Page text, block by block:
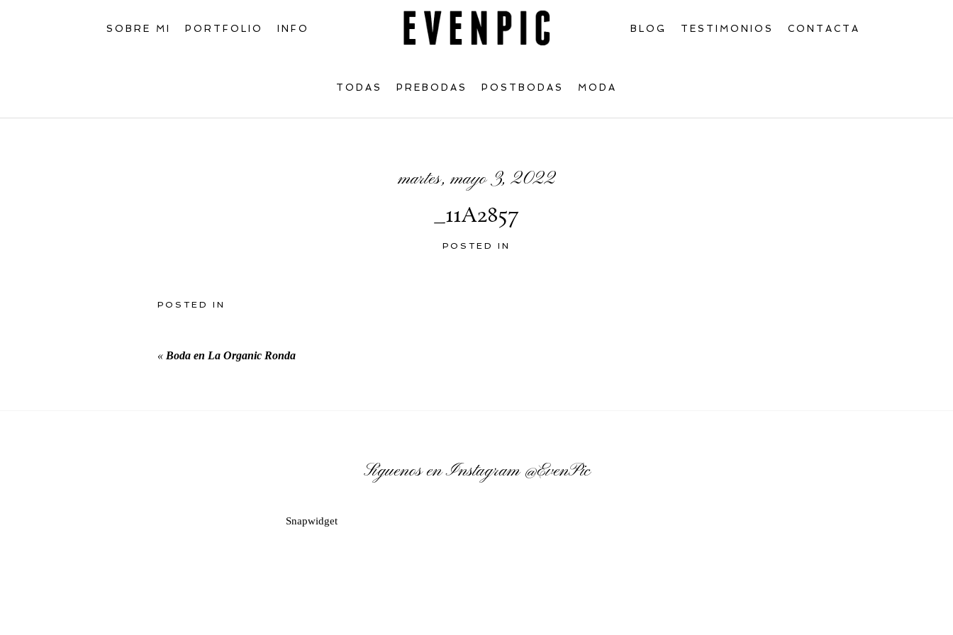
SOBRE MI PORTFOLIO INFO BLOG TESTIMONIOS CONTACTA
TODAS PREBODAS POSTBODAS MODA
martes, mayo 3, 2022
_11A2857
POSTED IN
POSTED IN
« Boda en La Organic Ronda
Síguenos en Instagram@EvenPic
Snapwidget